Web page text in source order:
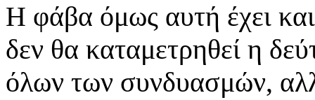
Η φάβα όμως αυτή έχει
δεν θα καταμετρηθεί η
όλων των συνδυασμών,